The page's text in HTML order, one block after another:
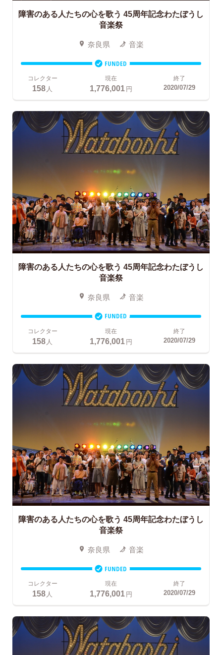
障害のある人たちの心を歌う 45周年記念わたぼうし
音楽祭
奈良県 音楽
FUNDED
コレクター
158人
現在
1,776,001円
終了
2020/07/29
障害のある人たちの心を歌う 45周年記念わたぼうし
音楽祭
奈良県 音楽
FUNDED
コレクター
158 人
現在
1,776,001円
終了
2020/07/29
障害のある人たちの心を歌う 45周年記念わたぼうし
音楽祭
奈良県 音楽
FUNDED
コレクター
158人
現在
1,776,001円
終了
2020/07/29